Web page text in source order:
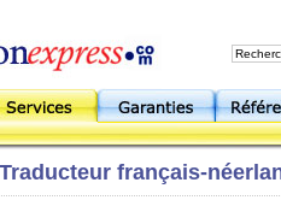
français-